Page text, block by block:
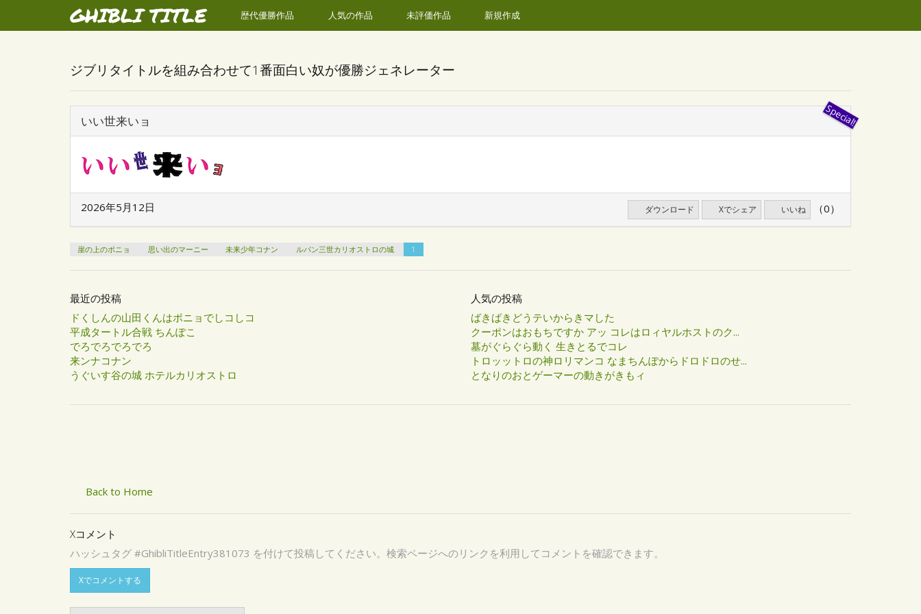
GHIBLI TITLE 歴代優勝作品 人気の作品 未評価作品 新規作成
ジブリタイトルを組み合わせて1番面白い奴が優勝ジェネレーター
いい世来いョ
2026年5月12日 ダウンロード Xでシェア いいね （0）
崖の上のポニョ 思い出のマーニー 未来少年コナン ルパン三世カリオストロの城 1
最近の投稿
ドくしんの山田くんはポニョでしコしコ
平成タートル合戦 ちんぽこ
でろでろでろでろ
来ンナコナン
うぐいす谷の城 ホテルカリオストロ
人気の投稿
ばきばきどうテいからきマした
クーポンはおもちですか アッ コレはロィヤルホストのク...
墓がぐらぐら動く 生きとるでコレ
トロッットロの神ロリマンコ なまちんぽからドロドロのせ...
となりのおとゲーマーの動きがきもィ
Back to Home
Xコメント
ハッシュタグ #GhibliTitleEntry381073 を付けて投稿してください。検索ページへのリンクを利用してコメントを確認できます。
Xでコメントする